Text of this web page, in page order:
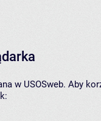
w USOSweb. Aby